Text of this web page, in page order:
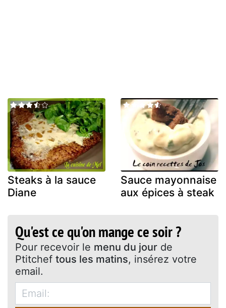
Steaks à la sauce
Diane
Sauce mayonnaise
aux épices à steak
Qu'est ce qu'on mange ce soir ?
Pour recevoir le menu du jour de
Ptitchef tous les matins, insérez votre
email.